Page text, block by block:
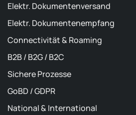
Elektr. Dokumentenversand
Elektr. Dokumentenempfang
Connectivität & Roaming
B2B / B2G / B2C
Sichere Prozesse
GoBD / GDPR
National & International